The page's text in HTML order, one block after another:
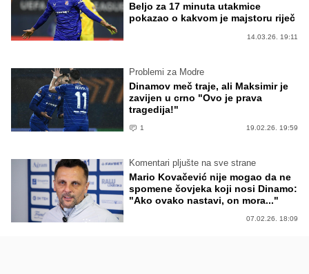
Beljo za 17 minuta utakmice
pokazao o kakvom je majstoru riječ
14.03.26. 19:11
Problemi za Modre
Dinamov meč traje, ali Maksimir je
zavijen u crno "Ovo je prava
tragedija!"
1 19.02.26. 19:59
Komentari pljušte na sve strane
Mario Kovačević nije mogao da ne
spomene čovjeka koji nosi Dinamo:
"Ako ovako nastavi, on mora..."
07.02.26. 18:09